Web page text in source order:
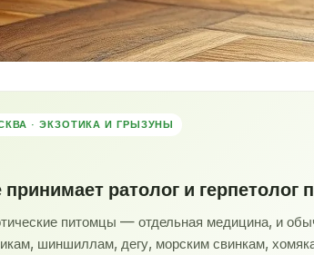
· ЭКЗОТИКА И ГРЫЗУНЫ
принимает ратолог и герпетолог
питомцы — отдельная медицина, и
шиншиллам, дегу, морским свинкам,